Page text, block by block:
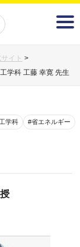
イト >
学科 工藤 幸寛 先生
学科 #省エネルギー